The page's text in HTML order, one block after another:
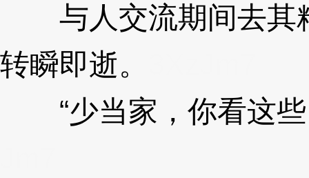
与人交流期间去其
转瞬即逝。
“少当家，你看这些